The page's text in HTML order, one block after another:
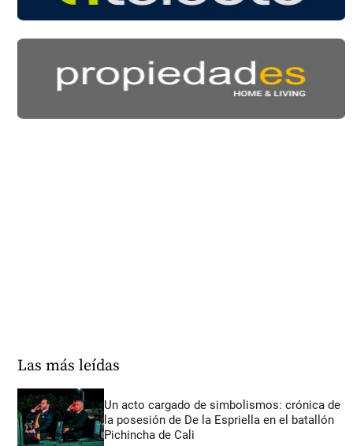
Las más leídas
Un acto cargado de simbolismos: crónica de
la posesión de De la Espriella en el batallón
Pichincha de Cali